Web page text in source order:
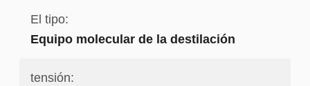
El tipo:
Equipo molecular de la destilación
tensión: